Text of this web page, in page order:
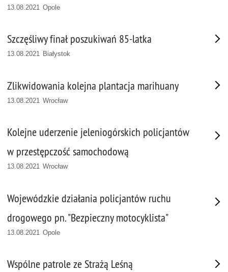
13.08.2021 Opole
Szczęśliwy finał poszukiwań 85-latka
13.08.2021 Białystok
Zlikwidowania kolejna plantacja marihuany
13.08.2021 Wrocław
Kolejne uderzenie jeleniogórskich policjantów
w przestępczość samochodową
13.08.2021 Wrocław
Wojewódzkie działania policjantów ruchu
drogowego pn. "Bezpieczny motocyklista"
13.08.2021 Opole
Wspólne patrole ze Strażą Leśną